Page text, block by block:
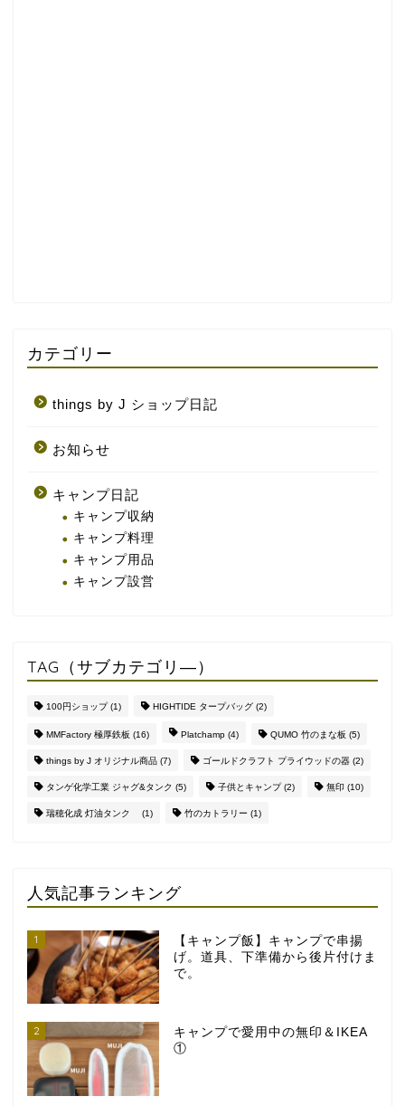
カテゴリー
things by J ショップ日記
お知らせ
キャンプ日記
キャンプ収納
キャンプ料理
キャンプ用品
キャンプ設営
TAG（サブカテゴリ―）
100円ショップ(1) HIGHTIDE タープバッグ (2)
MMFactory 極厚鉄板 (16) Platchamp (4) QUMO 竹のまな板 (5)
things by J オリジナル商品 (7) ゴールドクラフト プライウッドの器 (2)
タンゲ化学工業 ジャグ&タンク (5) 子供とキャンプ(2) 無印 (10)
瑞穂化成 灯油タンク (1) 竹のカトラリー (1)
人気記事ランキング
1
【キャンプ飯】キャンプで串揚
げ。道具、下準備から後片付けま
で。
2
キャンプで愛用中の無印＆IKEA
①